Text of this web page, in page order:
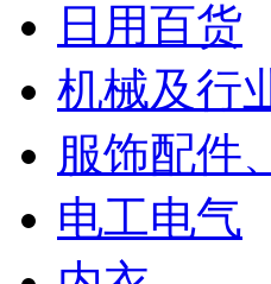
日用百货
机械及行
服饰配件
电工电气